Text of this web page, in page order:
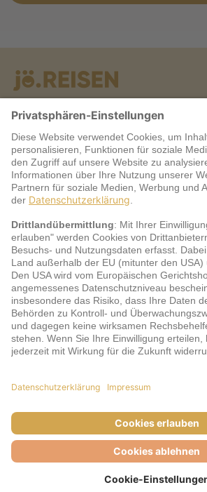
Warum jö?
Service
jö Bonus Club Partner
Zahlungsarten & Sicherheit
AGB
Datenschutz